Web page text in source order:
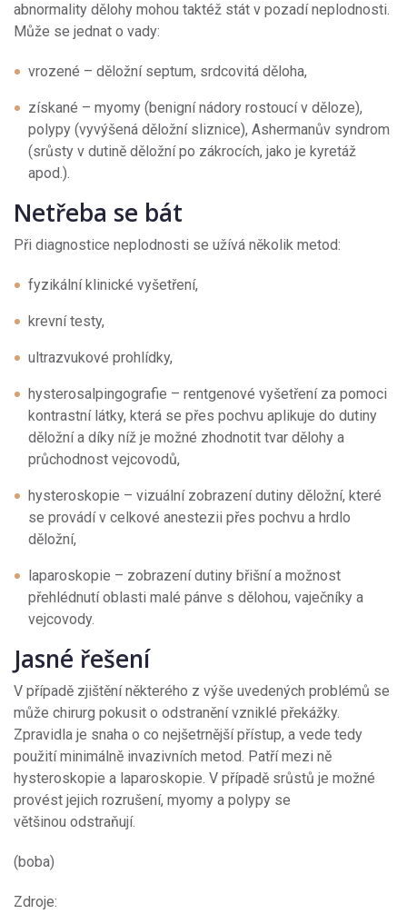
abnormality dělohy mohou taktéž stát v pozadí neplodnosti.
Může se jednat o vady:
vrozené – děložní septum, srdcovitá děloha,
získané – myomy (benigní nádory rostoucí v děloze),
polypy (vyvýšená děložní sliznice), Ashermanův syndrom
(srůsty v dutině děložní po zákrocích, jako je kyretáž
apod.).
Netřeba se bát
Při diagnostice neplodnosti se užívá několik metod:
fyzikální klinické vyšetření,
krevní testy,
ultrazvukové prohlídky,
hysterosalpingografie – rentgenové vyšetření za pomoci
kontrastní látky, která se přes pochvu aplikuje do dutiny
děložní a díky níž je možné zhodnotit tvar dělohy a
průchodnost vejcovodů,
hysteroskopie – vizuální zobrazení dutiny děložní, které
se provádí v celkové anestezii přes pochvu a hrdlo
děložní,
laparoskopie – zobrazení dutiny břišní a možnost
přehlédnutí oblasti malé pánve s dělohou, vaječníky a
vejcovody.
Jasné řešení
V případě zjištění některého z výše uvedených problémů se
může chirurg pokusit o odstranění vzniklé překážky.
Zpravidla je snaha o co nejšetrnější přístup, a vede tedy
použití minimálně invazivních metod. Patří mezi ně
hysteroskopie a laparoskopie. V případě srůstů je možné
provést jejich rozrušení, myomy a polypy se
většinou odstraňují.
(boba)
Zdroje: